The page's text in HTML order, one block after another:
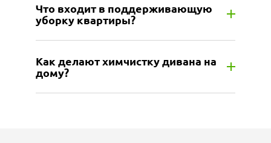
Что входит в поддерживающую
уборку квартиры?
Как делают химчистку дивана на
дому?